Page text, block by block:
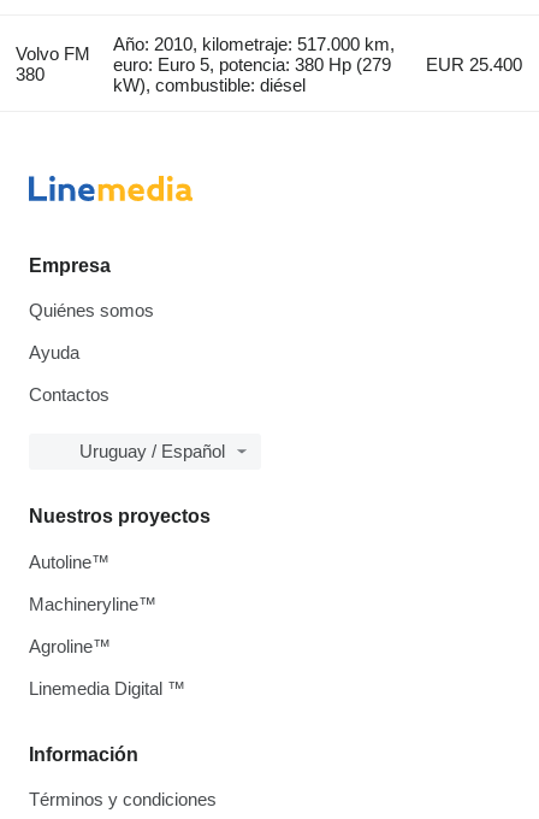
Volvo FM
380
Año: 2010, kilometraje: 517.000 km,
euro: Euro 5, potencia: 380 Hp (279
kW), combustible: diésel
EUR 25.400
Empresa
Quiénes somos
Ayuda
Contactos
Uruguay / Español
Información
Términos y condiciones
Nuestros proyectos
Autoline™
Machineryline™
Agroline™
Linemedia Digital ™